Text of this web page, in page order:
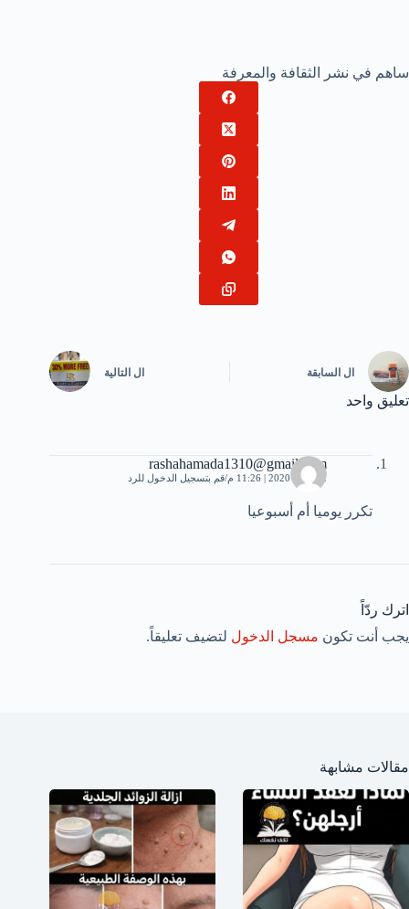
ساهم في نشر الثقافة والمعرفة
ال السابقة ال التالية
تعليق واحد
rashahamada1310@gmail.com
12 مايو، 2020 | 11:26 م قم بتسجيل الدخول للرد
تكرر يوميا أم أسبوعيا
اترك ردّاً
يجب أنت تكون مسجل الدخول لتضيف تعليقاً.
مقالات مشابهة